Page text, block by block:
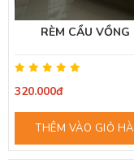
RÈM CẦU VỒNG
320.000đ
THÊM VÀO GIỎ